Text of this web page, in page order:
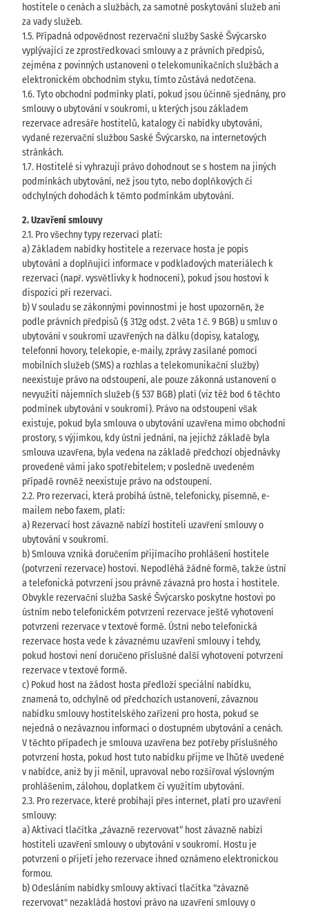
hostitele o cenách a službách, za samotné poskytování služeb ani
za vady služeb.
1.5. Případná odpovědnost rezervační služby Saské Švýcarsko
vyplývající ze zprostředkovací smlouvy a z právních předpisů,
zejména z povinných ustanovení o telekomunikačních službách a
elektronickém obchodním styku, tímto zůstává nedotčena.
1.6. Tyto obchodní podmínky platí, pokud jsou účinně sjednány, pro
smlouvy o ubytování v soukromí, u kterých jsou základem
rezervace adresáře hostitelů, katalogy či nabídky ubytování,
vydané rezervační službou Saské Švýcarsko, na internetových
stránkách.
1.7. Hostitelé si vyhrazují právo dohodnout se s hostem na jiných
podmínkách ubytování, než jsou tyto, nebo doplňkových či
odchylných dohodách k těmto podmínkám ubytování.
2. Uzavření smlouvy
2.1. Pro všechny typy rezervací platí:
a) Základem nabídky hostitele a rezervace hosta je popis
ubytování a doplňující informace v podkladových materiálech k
rezervaci (např. vysvětlivky k hodnocení), pokud jsou hostovi k
dispozici při rezervaci.
b) V souladu se zákonnými povinnostmi je host upozorněn, že
podle právních předpisů (§ 312g odst. 2 věta 1 č. 9 BGB) u smluv o
ubytování v soukromí uzavřených na dálku (dopisy, katalogy,
telefonní hovory, telekopie, e-maily, zprávy zasílané pomocí
mobilních služeb (SMS) a rozhlas a telekomunikační služby)
neexistuje právo na odstoupení, ale pouze zákonná ustanovení o
nevyužití nájemních služeb (§ 537 BGB) platí (viz též bod 6 těchto
podmínek ubytování v soukromí). Právo na odstoupení však
existuje, pokud byla smlouva o ubytování uzavřena mimo obchodní
prostory, s výjimkou, kdy ústní jednání, na jejichž základě byla
smlouva uzavřena, byla vedena na základě předchozí objednávky
provedené vámi jako spotřebitelem; v posledně uvedeném
případě rovněž neexistuje právo na odstoupení.
2.2. Pro rezervaci, která probíhá ústně, telefonicky, písemně, e-
mailem nebo faxem, platí:
a) Rezervací host závazně nabízí hostiteli uzavření smlouvy o
ubytování v soukromí.
b) Smlouva vzniká doručením přijímacího prohlášení hostitele
(potvrzení rezervace) hostovi. Nepodléhá žádné formě, takže ústní
a telefonická potvrzení jsou právně závazná pro hosta i hostitele.
Obvykle rezervační služba Saské Švýcarsko poskytne hostovi po
ústním nebo telefonickém potvrzení rezervace ještě vyhotovení
potvrzení rezervace v textové formě. Ústní nebo telefonická
rezervace hosta vede k závaznému uzavření smlouvy i tehdy,
pokud hostovi není doručeno příslušné další vyhotovení potvrzení
rezervace v textové formě.
c) Pokud host na žádost hosta předloží speciální nabídku,
znamená to, odchylně od předchozích ustanovení, závaznou
nabídku smlouvy hostitelského zařízení pro hosta, pokud se
nejedná o nezávaznou informaci o dostupném ubytování a cenách.
V těchto případech je smlouva uzavřena bez potřeby příslušného
potvrzení hosta, pokud host tuto nabídku přijme ve lhůtě uvedené
v nabídce, aniž by ji měnil, upravoval nebo rozšiřoval výslovným
prohlášením, zálohou, doplatkem či využitím ubytování.
2.3. Pro rezervace, které probíhají přes internet, platí pro uzavření
smlouvy:
a) Aktivací tlačítka „závazně rezervovat“ host závazně nabízí
hostiteli uzavření smlouvy o ubytování v soukromí. Hostu je
potvrzení o přijetí jeho rezervace ihned oznámeno elektronickou
formou.
b) Odesláním nabídky smlouvy aktivací tlačítka "závazně
rezervovat" nezakládá hostovi právo na uzavření smlouvy o